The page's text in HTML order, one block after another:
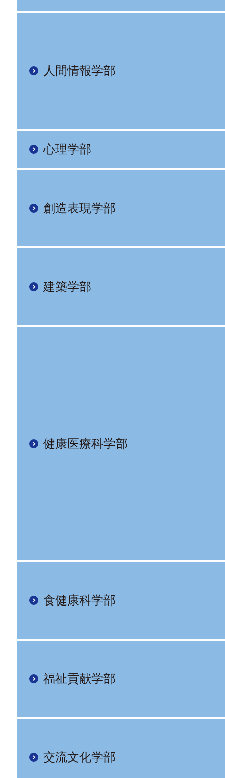
人間情報学部
心理学部
創造表現学部
建築学部
健康医療科学部
食健康科学部
福祉貢献学部
交流文化学部